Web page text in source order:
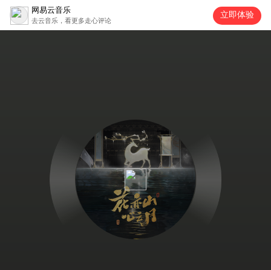
网易云音乐
去云音乐，看更多走心评论
立即体验